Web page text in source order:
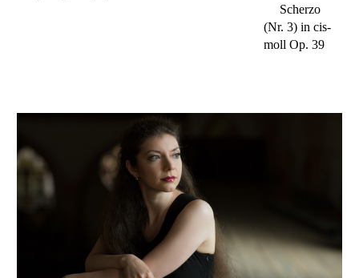
Scherzo
(Nr. 3) in cis-
moll Op. 39